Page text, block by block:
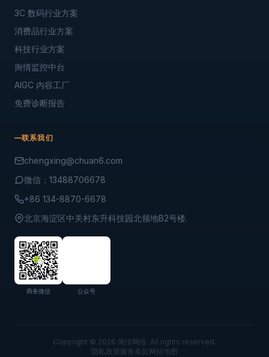
3C 数码行业方案
消费品行业方案
科技行业方案
舆情监控中台
AIGC 内容工厂
免费诊断报告
联系我们
chengxing@chuan6.com
微信：13488706678
+86 134-8870-6678
北京海淀区中关村东升科技园北领地B2号楼.
商务微信 公众号
Copyright © 2026 闻传网络. All rights reserved.
隐私政策 服务条款网站地图